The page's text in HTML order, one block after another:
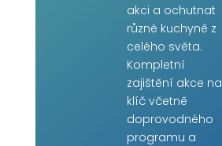
akci a ochutnat
různé kuchyně z
celého světa.
Kompletní
zajištění akce na
klíč včetně
doprovodného
programu a